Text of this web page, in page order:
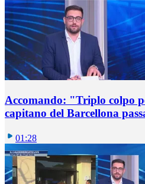
Accomando: "Triplo colpo
capitano del Barcellona
01:28